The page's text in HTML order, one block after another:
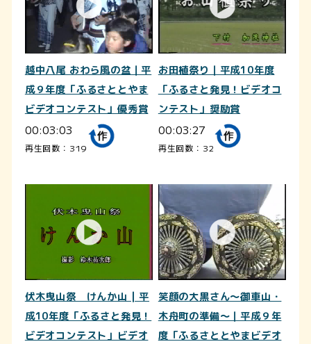
越中八尾 おわら風の盆｜平
成９年度「ふるさととやま
ビデオコンテスト」優秀賞
00:03:03
再生回数：319
お田植祭り｜平成10年度
「ふるさと発見！ビデオコ
ンテスト」奨励賞
00:03:27
再生回数：32
伏木曳山祭 けんか山 | 平
成10年度「ふるさと発見！
ビデオコンテスト」ビデオ
笑顔の大黒さん～御車山・
木舟町の準備～｜平成９年
度「ふるさととやまビデオ